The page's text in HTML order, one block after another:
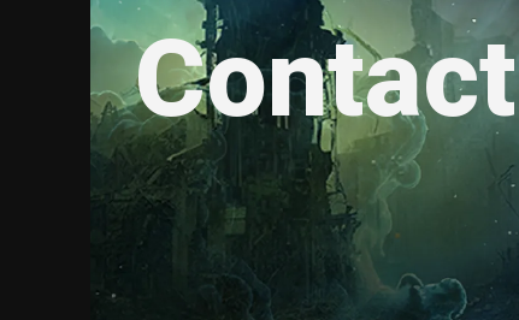
Contact